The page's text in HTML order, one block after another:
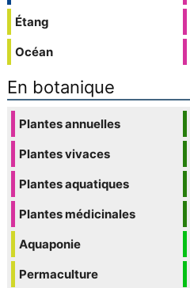
Étang
Océan
En botanique
Plantes annuelles
Plantes vivaces
Plantes aquatiques
Plantes médicinales
Aquaponie
Permaculture